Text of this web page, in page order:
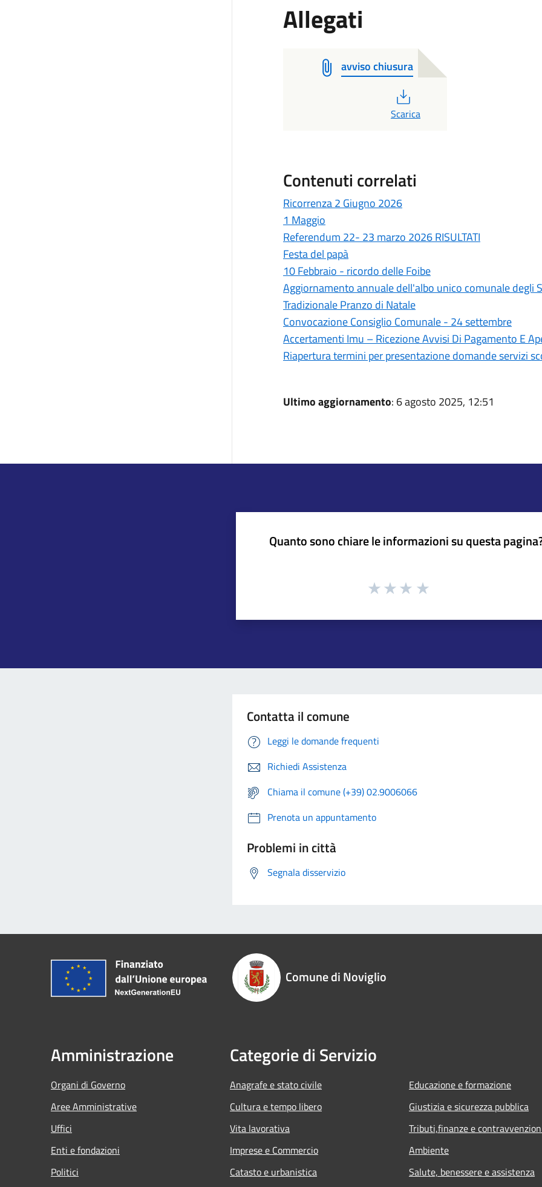
Allegati
avviso chiusura
Scarica
Contenuti correlati
Ricorrenza 2 Giugno 2026
1 Maggio
Referendum 22- 23 marzo 2026 RISULTATI
Festa del papà
10 Febbraio - ricordo delle Foibe
Aggiornamento annuale dell'albo unico comunale degli
Tradizionale Pranzo di Natale
Convocazione Consiglio Comunale - 24 settembre
Accertamenti Imu – Ricezione Avvisi Di Pagamento E
Riapertura termini per presentazione domande servizi
Ultimo aggiornamento: 6 agosto 2025, 12:51
Quanto sono chiare le informazioni su questa
Contatta il comune
Leggi le domande frequenti
Richiedi Assistenza
Chiama il comune (+39) 02.9006066
Prenota un appuntamento
Problemi in città
Segnala disservizio
Comune di Noviglio
Amministrazione
Organi di Governo
Aree Amministrative
Uffici
Enti e fondazioni
Politici
Categorie di Servizio
Anagrafe e stato civile
Cultura e tempo libero
Vita lavorativa
Imprese e Commercio
Catasto e urbanistica
Educazione e formazione
Giustizia e sicurezza pubblica
Tributi,finanze e
Ambiente
Salute, benessere e assistenza